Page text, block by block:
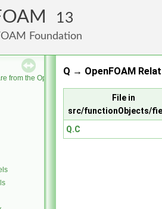
13
Foundation
from the OpenFOAM Foundation
Q → OpenFOAM
File in
src/functionObjects/
Q.C